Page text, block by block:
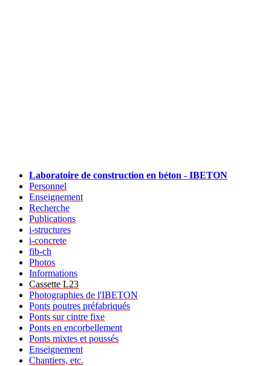
Laboratoire de construction en béton - IBETON
Personnel
Enseignement
Recherche
Publications
i-structures
i-concrete
fib-ch
Photos
Informations
Cassette L23
Photographies de l'IBETON
Ponts poutres préfabriqués
Ponts sur cintre fixe
Ponts en encorbellement
Ponts mixtes et poussés
Enseignement
Chantiers, etc.